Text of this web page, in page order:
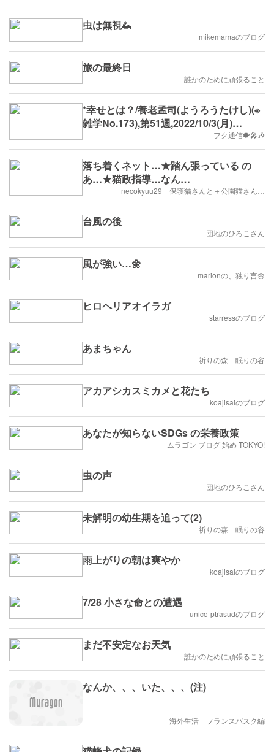
虫は無視🦗
mikemamaのブログ
旅の最終日
誰かのために頑張ること
*幸せとは？/養老孟司(ようろうたけし)(※
雑学No.173),第51週,2022/10/3(月)
フク通信🐡🎤🎶
落ち着くネット…★踏ん張っている の
あ…★猫政指導…なん…
necokyuu29 保護猫さんと＋公園猫さん…
台風の後
団地のひろこさん
風が強い…🌼
marionの、独り言🌼
ヒロヘリアオイラガ
starressのブログ
あまちゃん
祈りの森 眠りの谷
アカアシカスミカメと花たち
koajisaiのブログ
あなたが知らないSDGs の栄養政策
ムラゴン ブログ 始め TOKYO!
虫の声
団地のひろこさん
未解明の幼生期を追って(2)
祈りの森 眠りの谷
雨上がりの朝は爽やか
koajisaiのブログ
7/28 小さな命との遭遇
unico-ptrasudのブログ
まだ不安定なお天気
誰かのために頑張ること
なんか、、、いた、、、(注)
海外生活 フランスバスク編